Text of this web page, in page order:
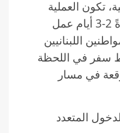
تكون العملية
أسرع بكثير، وتستغرق عادةً 2-3 أيام عمل
اللبنانيين
سفر في اللحظة
في مسار